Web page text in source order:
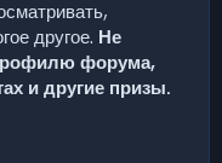
другое. Не
форума,
и другие призы.